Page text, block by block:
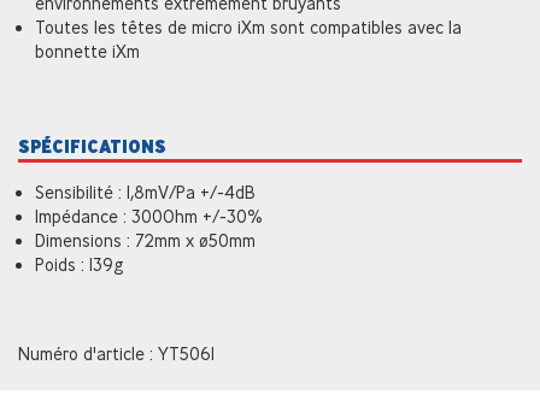
Toutes les têtes de micro iXm sont compatibles avec la
bonnette iXm
SPÉCIFICATIONS
Sensibilité : 1,8mV/Pa +/-4dB
Impédance : 300Ohm +/-30%
Dimensions : 72mm x ø50mm
Poids : 139g
Numéro d'article : YT5061